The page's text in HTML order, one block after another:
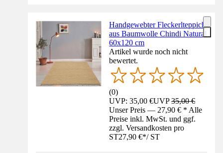
Handgewebter Fleckerlteppich
aus Baumwolle Chindi Natural
60x120 cm
Artikel wurde noch nicht
bewertet.
(0)
UVP: 35,00 €UVP35,00 €
Unser Preis — 27,90 € * Alle
Preise inkl. MwSt. und ggf.
zzgl. Versandkosten pro
ST27,90 €*/ ST